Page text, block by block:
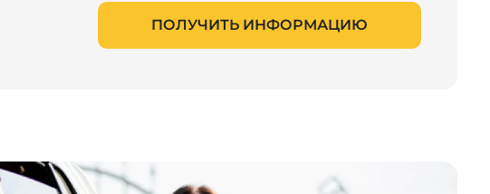
ПОЛУЧИТЬ ИНФОРМАЦИЮ